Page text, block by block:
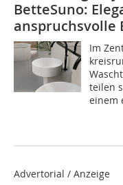
BetteSuno:
Im
teilen
einem
Advertorial / Anzeige